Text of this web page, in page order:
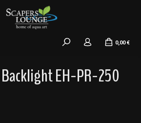
0,00 €
EH-PR-250